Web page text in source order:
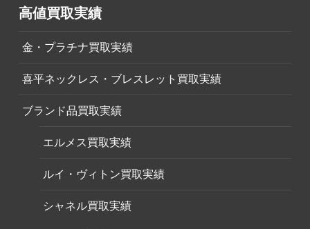
高値買取実績
金・プラチナ買取実績
喜平ネックレス・ブレスレット買取実績
ブランド品買取実績
エルメス買取実績
ルイ・ヴィトン買取実績
シャネル買取実績